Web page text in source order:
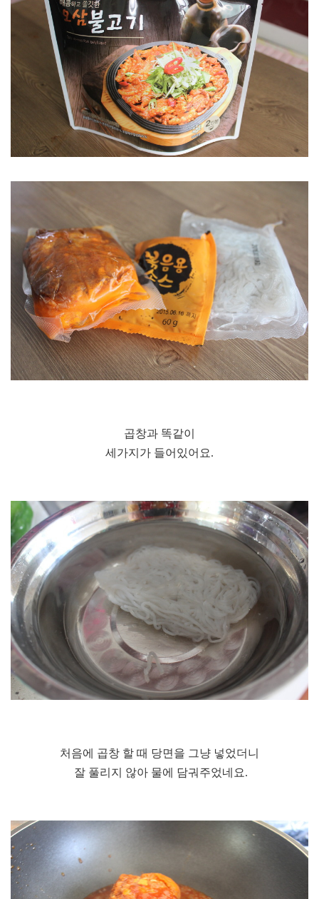
곱창과 똑같이
세가지가 들어있어요.
처음에 곱창 할 때 당면을 그냥 넣었더니
잘 풀리지 않아 물에 담궈주었네요.